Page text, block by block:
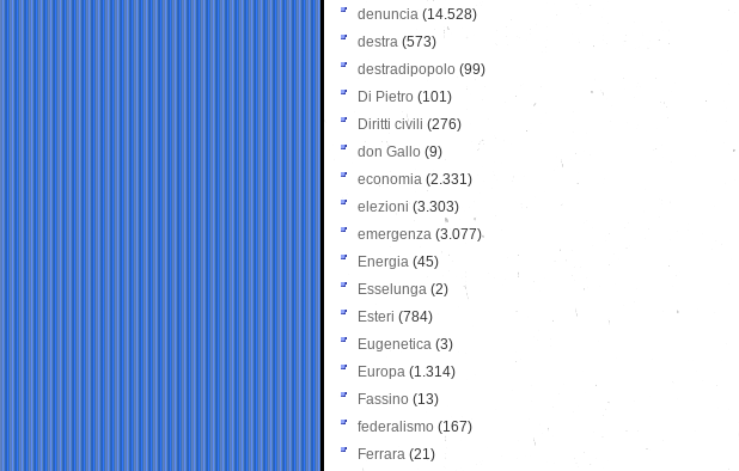
denuncia (14.528)
destra (573)
destradipopolo (99)
Di Pietro (101)
Diritti civili (276)
don Gallo (9)
economia (2.331)
elezioni (3.303)
emergenza (3.077)
Energia (45)
Esselunga (2)
Esteri (784)
Eugenetica (3)
Europa (1.314)
Fassino (13)
federalismo (167)
Ferrara (21)